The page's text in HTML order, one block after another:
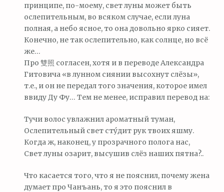
принципе, по-моему, свет луны может быть
ослепительным, во всяком случае, если луна
полная, а небо ясное, то она довольно ярко сияет.
Конечно, не так ослепительно, как солнце, но всё
же…
Про 雙照 согласен, хотя и в переводе Александра
Гитовича «в лунном сиянии высохнут слёзы»,
т.е., и он не передал того значения, которое имел
ввиду Ду Фу… Тем не менее, исправил перевод на:
Тучи волос увлажнил ароматный туман,
Ослепительный свет сту́дит рук твоих яшму.
Когда ж, наконец, у прозрачного полога нас,
Свет луны озарит, высушив слёз наших пятна?..
Что касается того, что я не пояснил, почему жена
думает про Чанъань, то я это пояснил в